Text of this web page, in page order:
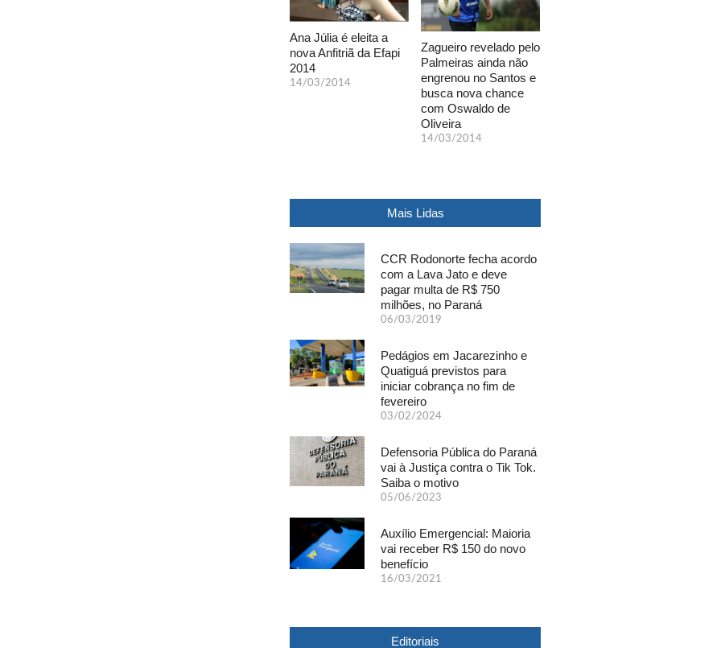
Ana Júlia é eleita a
nova Anfitriã da Efapi
2014
14/03/2014
Zagueiro revelado pelo
Palmeiras ainda não
engrenou no Santos e
busca nova chance
com Oswaldo de
Oliveira
14/03/2014
Mais Lidas
CCR Rodonorte fecha acordo
com a Lava Jato e deve
pagar multa de R$ 750
milhões, no Paraná
06/03/2019
Pedágios em Jacarezinho e
Quatiguá previstos para
iniciar cobrança no fim de
fevereiro
03/02/2024
Defensoria Pública do Paraná
vai à Justiça contra o Tik Tok.
Saiba o motivo
05/06/2023
Auxílio Emergencial: Maioria
vai receber R$ 150 do novo
benefício
16/03/2021
Editoriais